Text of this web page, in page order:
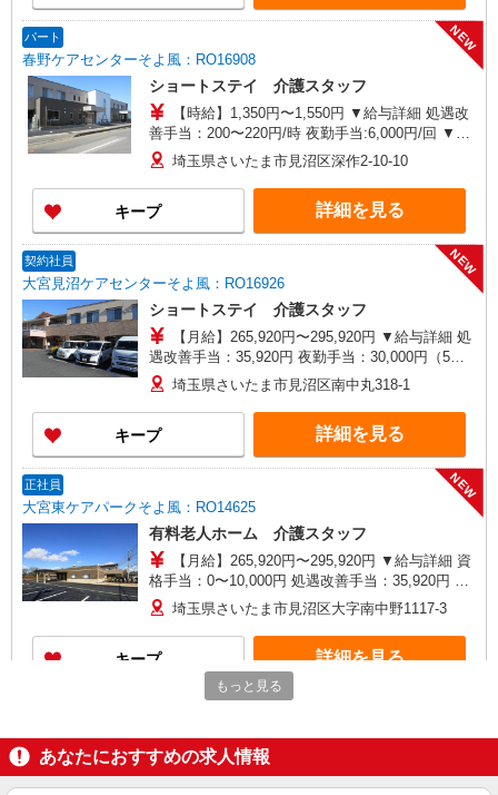
す。 ※介護福祉士のみ、特別職務手当も含む ◎残
与 基本給2.08ヶ月分/年支給
パート
春野ケアセンターそよ風：RO16908
NEW
ショートステイ 介護スタッフ
【時給】1,350円〜1,550円 ▼給与詳細 処遇改
善手当：200〜220円/時 夜勤手当:6,000円/回 ▼下
記別途支給 通勤手当 年末年始手当：380円/時 寸
志あり：年2回（6月・12月） ※業績による ※処
遇改善手当は試用期間中(3ヶ月)は支給なし
埼玉県さいたま市見沼区深作2-10-10
キープ 詳細を見る
契約社員
大宮見沼ケアセンターそよ風：RO16926
NEW
ショートステイ 介護スタッフ
【月給】265,920円〜295,920円 ▼給与詳細 処
遇改善手当：35,920円 夜勤手当：30,000円（5回
分） ※6回目以降は1回6,000円支給 ▼下記別途支
給 通勤手当 年末年始手当：380円/時 寸志あり：
年2回（6月・12月） ※業績による 特別報酬：平
均34.1万円（最高額135万円） ※2025年6月支給実
績 ※処遇改善手当は試用期間中(3ヶ月)は支給なし
埼玉県さいたま市見沼区南中丸318-1
キープ 詳細を見る
正社員
大宮東ケアパークそよ風：RO14625
NEW
有料老人ホーム 介護スタッフ
【月給】265,920円〜295,920円 ▼給与詳細 資
格手当：0〜10,000円 処遇改善手当：35,920円 夜
勤手当：30,000円（5回分） ※6回目以降は1回
6,000円支給 住宅手当：規定あり 精勤手当：8,000
円 調整手当：0〜150,000円 ※経験による ▼下記
別途支給 通勤手当 年末年始手当：380円/時
※12/300時〜1/324時 賞与年2回（6月・12月） 昇
給年1回（4月） 特別報酬：平均18.9万円（最高額
は試用期間中(3ヶ月)は支給なし
埼玉県さいたま市見沼区大字南中野1117-3
キープ 詳細を見る
ショートステイ 介護スタッフ
【月給】265,920円〜295,920円 ▼給与詳細 処
もっと見る
あなたにおすすめの求人情報